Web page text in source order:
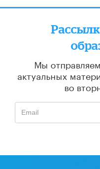
Мы
актуальных
во